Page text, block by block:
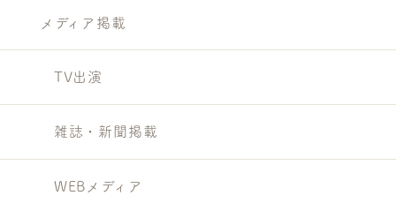
メディア掲載
TV出演
雑誌・新聞掲載
WEBメディア